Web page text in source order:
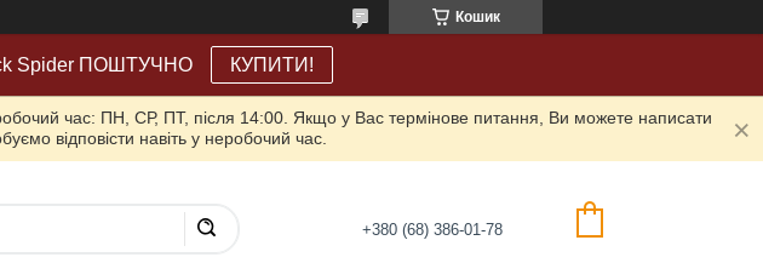
Кошик
Spider ПОШТУЧНО КУПИТИ!
час: ПН, СР, ПТ, після 14:00. Якщо у Вас термінове питання, Ви можете написати
відповісти навіть у неробочий час.
+380 (68) 386-01-78